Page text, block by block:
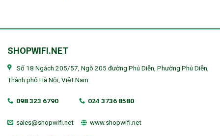
SHOPWIFI.NET
Số 18 Ngách 205/57, Ngõ 205 đường Phú Diễn, Phường Phú Diễn,
Thành phố Hà Nội, Việt Nam
098 323 6790 024 3736 8580
sales@shopwifi.net www.shopwifi.net